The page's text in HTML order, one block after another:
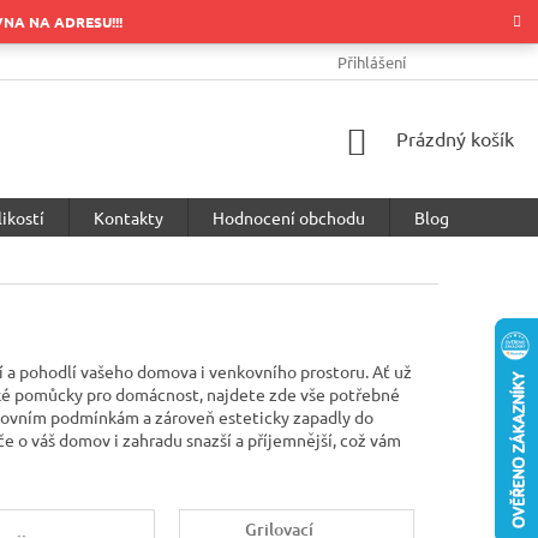
NA ADRESU!!!
PODMÍNKY OCHRANY OSOBNÍCH
Přihlášení
NÁKUPNÍ
Prázdný košík
Kontakty Hodnocení obchodu Blog
pohodlí vašeho domova i venkovního prostoru. Ať už
pomůcky pro domácnost, najdete zde vše potřebné
podmínkám a zároveň esteticky zapadly do
váš domov i zahradu snazší a příjemnější, což vám
Grilovací